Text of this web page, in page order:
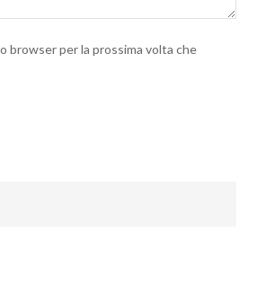
browser per la prossima volta che